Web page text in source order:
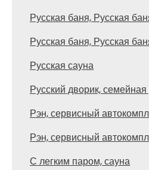
Русская баня, Русская
Русская баня, Русская
Русская сауна
Русский дворик,
Рэн, сервисный
Рэн, сервисный
С легким паром, сауна